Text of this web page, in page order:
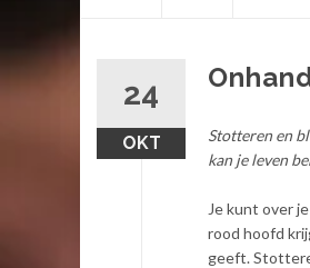
24
OKT
Stotteren en
kan je leven
Je kunt over
rood hoofd
geeft.